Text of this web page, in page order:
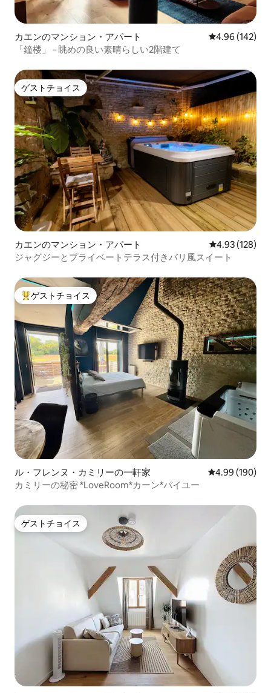
カエンのマンション・アパート レビュー142
4.96 (142)
「鐘楼」 - 眺めの良い素晴らしい2階建て
ゲストチョイス
ゲストチョイス
カエンのマンション・アパート レビュー128
4.93 (128)
ジャグジーとプライベートテラス付きバリ風スイート
大好評のゲストチョイスです。
ゲストチョイス
ル・フレンヌ・カミリーの一軒家 レビュー190
4.99 (190)
カミリーの秘密 *LoveRoom*カーン*バイユー
ゲストチョイス
ゲストチョイス